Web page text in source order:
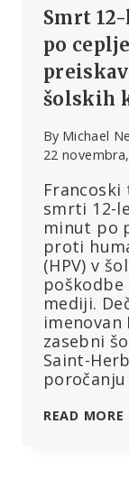
Smrt
po
šolskih
By Michael
22
Francoski
smrti 12-
minut po
proti
(HPV) v
mediji.
imenovan
zasebni
Saint-
READ MORE